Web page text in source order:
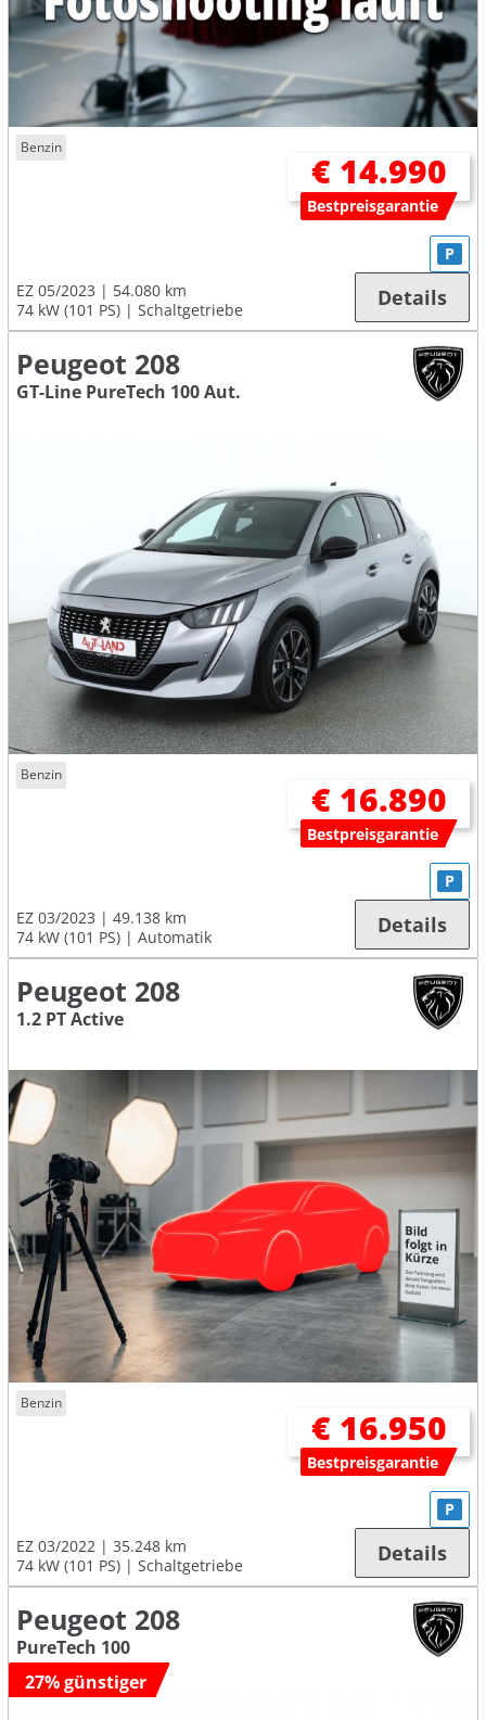
Benzin
€ 14.990
Bestpreisgarantie
EZ 05/2023
54.080 km
74 kW (101 PS)
Schaltgetriebe
P
Details
Peugeot 208
GT-Line PureTech 100 Aut.
Benzin
€ 16.890
Bestpreisgarantie
EZ 03/2023
49.138 km
74 kW (101 PS)
Automatik
P
Details
Peugeot 208
1.2 PT Active
Benzin
€ 16.950
Bestpreisgarantie
EZ 03/2022
35.248 km
74 kW (101 PS)
Schaltgetriebe
P
Details
Peugeot 208
PureTech 100
27% günstiger